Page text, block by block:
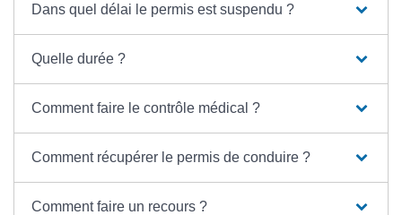
Dans quel délai le permis est suspendu ?
Quelle durée ?
Comment faire le contrôle médical ?
Comment récupérer le permis de conduire ?
Comment faire un recours ?